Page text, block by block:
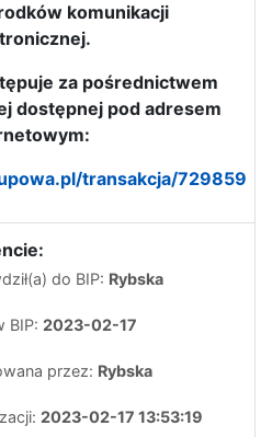
komunikacji
za pośrednictwem
dostępnej pod adresem
transakcja/729859
do BIP: Rybska
BIP: 2023-02-17
przez: Rybska
2023-02-17 13:53:19